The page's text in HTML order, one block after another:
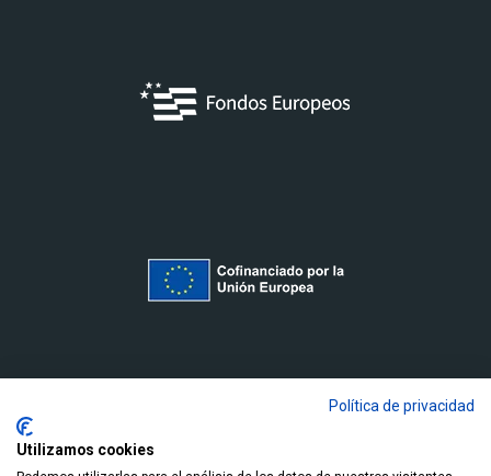
Política de privacidad
Utilizamos cookies